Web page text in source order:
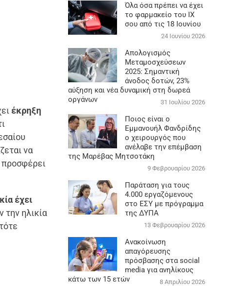
έκρηξη
να
προσφέρει
έχει
την ηλικία
Όλα όσα πρέπει να έχει
το φαρμακείο του ΙΧ
σου από τις 18 Ιουνίου
24 Ιουνίου 2026
Απολογισμός
Μεταμοσχεύσεων
2025: Σημαντική
άνοδος δοτών, 23%
αύξηση και νέα δυναμική στη δωρεά
οργάνων
31 Ιουλίου 2026
Ποιος είναι ο
Εμμανουήλ Φανδρίδης
ο χειρουργός που
ανέλαβε την επέμβαση
της Μαρέβας Μητσοτάκη
9 Φεβρουαρίου 2026
Παράταση για τους
4.000 εργαζόμενους
στο ΕΣΥ με πρόγραμμα
της ΔΥΠΑ
13 Φεβρουαρίου 2026
Ανακοίνωση
απαγόρευσης
πρόσβασης στα social
media για ανηλίκους
κάτω των 15 ετών
8 Απριλίου 2026